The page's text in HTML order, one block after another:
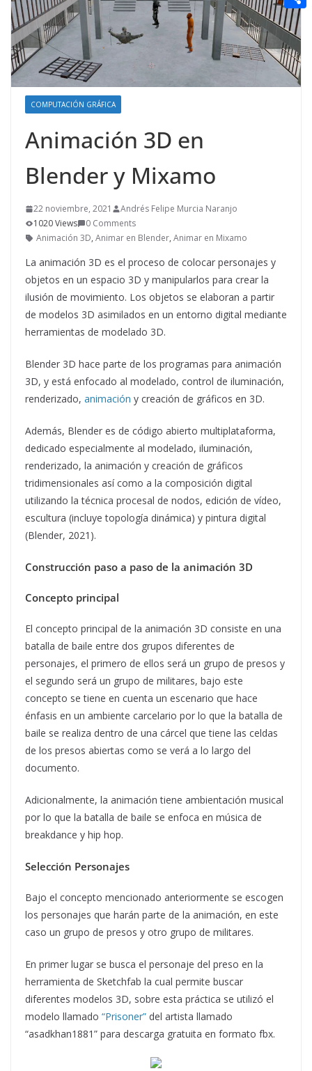
COMPUTACIÓN GRÁFICA
Animación 3D en
Blender y Mixamo
22 noviembre, 2021
Andrés Felipe Murcia Naranjo
1020 Views
0 Comments
Animación 3D, Animar en Blender, Animar en Mixamo
La animación 3D es el proceso de colocar personajes y
objetos en un espacio 3D y manipularlos para crear la
ilusión de movimiento. Los objetos se elaboran a partir
de modelos 3D asimilados en un entorno digital mediante
herramientas de modelado 3D.
Blender 3D hace parte de los programas para animación
3D, y está enfocado al modelado, control de iluminación,
renderizado, animación y creación de gráficos en 3D.
Además, Blender es de código abierto multiplataforma,
dedicado especialmente al modelado, iluminación,
renderizado, la animación y creación de gráficos
tridimensionales así como a la composición digital
utilizando la técnica procesal de nodos, edición de vídeo,
escultura (incluye topología dinámica) y pintura digital
(Blender, 2021).
Construcción paso a paso de la animación 3D
Concepto principal
El concepto principal de la animación 3D consiste en una
batalla de baile entre dos grupos diferentes de
personajes, el primero de ellos será un grupo de presos y
el segundo será un grupo de militares, bajo este
concepto se tiene en cuenta un escenario que hace
énfasis en un ambiente carcelario por lo que la batalla de
baile se realiza dentro de una cárcel que tiene las celdas
de los presos abiertas como se verá a lo largo del
documento.
Adicionalmente, la animación tiene ambientación musical
por lo que la batalla de baile se enfoca en música de
breakdance y hip hop.
Selección Personajes
Bajo el concepto mencionado anteriormente se escogen
los personajes que harán parte de la animación, en este
caso un grupo de presos y otro grupo de militares.
En primer lugar se busca el personaje del preso en la
herramienta de Sketchfab la cual permite buscar
diferentes modelos 3D, sobre esta práctica se utilizó el
modelo llamado “Prisoner” del artista llamado
“asadkhan1881” para descarga gratuita en formato fbx.
n
g
e
r
e
r
e
r
e
s
a
i
l
e
d
d
C
o
m
p